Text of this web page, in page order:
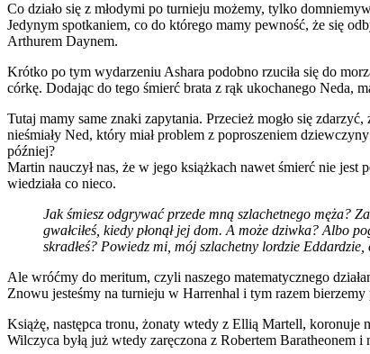
Co działo się z młodymi po turnieju możemy, tylko
Jedynym spotkaniem, co do którego mamy pewność, że się
Arthurem Daynem.
Krótko po tym wydarzeniu Ashara podobno rzuciła się do
córkę. Dodając do tego śmierć brata z rąk ukochanego Neda,
Tutaj mamy same znaki zapytania. Przecież mogło się
nieśmiały Ned, który miał problem z poproszeniem
później?
Martin nauczył nas, że w jego książkach nawet śmierć nie jest
wiedziała co nieco.
Jak śmiesz odgrywać przede mną szlachetnego męża?
gwałciłeś, kiedy płonął jej dom. A może dziwka? Albo
skradłeś? Powiedz mi, mój szlachetny lordzie
Ale wróćmy do meritum, czyli naszego matematycznego
Znowu jesteśmy na turnieju w Harrenhal i tym razem bierzemy
Książę, następca tronu, żonaty wtedy z Ellią Martell, koronuje
Wilczyca byłą już wtedy zaręczona z Robertem Baratheonem i